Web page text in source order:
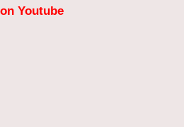
Youtube